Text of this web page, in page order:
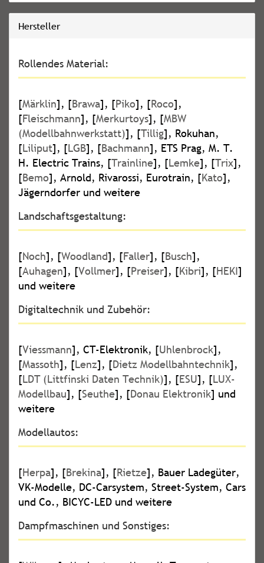
Hersteller
Rollendes Material:
[Märklin], [Brawa], [Piko], [Roco],
[Fleischmann], [Merkurtoys], [MBW
(Modellbahnwerkstatt)], [Tillig], Rokuhan,
[Liliput], [LGB], [Bachmann], ETS Prag, M. T.
H. Electric Trains, [Trainline], [Lemke], [Trix],
[Bemo], Arnold, Rivarossi, Eurotrain, [Kato],
Jägerndorfer und weitere
Landschaftsgestaltung:
[Noch], [Woodland], [Faller], [Busch],
[Auhagen], [Vollmer], [Preiser], [Kibri], [HEKI]
und weitere
Digitaltechnik und Zubehör:
[Viessmann], CT-Elektronik, [Uhlenbrock],
[Massoth], [Lenz], [Dietz Modellbahntechnik],
[LDT (Littfinski Daten Technik)], [ESU], [LUX-
Modellbau], [Seuthe], [Donau Elektronik] und
weitere
Modellautos:
[Herpa], [Brekina], [Rietze], Bauer Ladegüter,
VK-Modelle, DC-Carsystem, Street-System, Cars
und Co., BICYC-LED und weitere
Dampfmaschinen und Sonstiges: